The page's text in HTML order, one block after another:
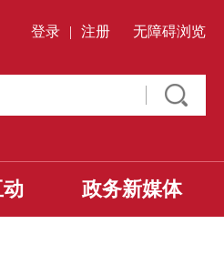
登录 | 注册 无障碍浏览
政务新媒体